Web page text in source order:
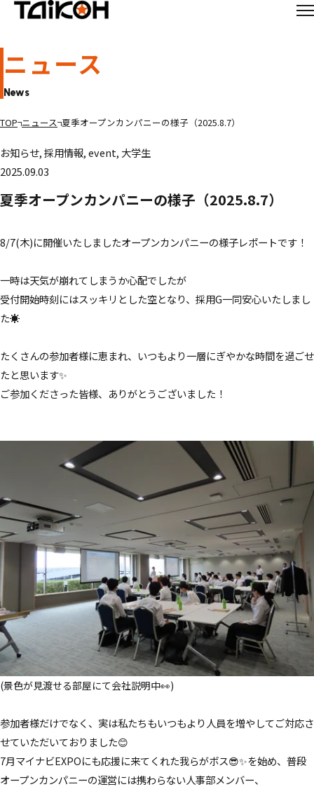
TAIKOHの歩み
輸送・倉庫サービス
物流ソリューション
サスティナビリティ方針
人権方針
環境への取組み・ISO認証
社会貢献活動・ 一般事業主行動計画・
女性活躍推進計画
企業理念・行動規範
会社概要
関連企業リンク
ニュース
プライバシーポリシー
お問い合わせ
採用情報
ニュース
News
TOP ニュース 夏季オープンカンパニーの様子（2025.8.7）
お知らせ, 採用情報, event, 大学生
2025.09.03
夏季オープンカンパニーの様子（2025.8.7）
8/7(木)に開催いたしましたオープンカンパニーの様子レポートです！
一時は天気が崩れてしまうか心配でしたが
受付開始時刻にはスッキリとした空となり、採用G一同安心いたしまし
た☀️
たくさんの参加者様に恵まれ、いつもより一層にぎやかな時間を過ごせ
たと思います✨
ご参加くださった皆様、ありがとうございました！
(景色が見渡せる部屋にて会社説明中👀)
参加者様だけでなく、実は私たちもいつもより人員を増やしてご対応さ
せていただいておりました😊
7月マイナビEXPOにも応援に来てくれた我らがボス😎✨を始め、普段
オープンカンパニーの運営には携わらない人事部メンバー、